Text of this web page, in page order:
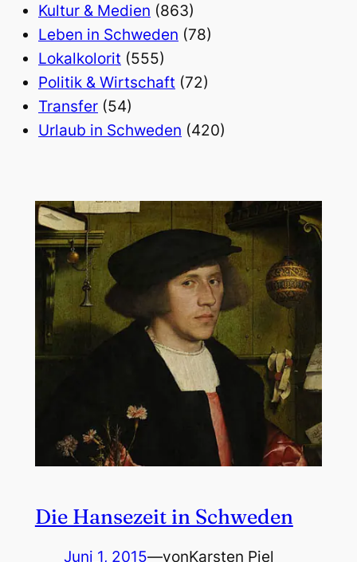
Kultur & Medien (863)
Leben in Schweden (78)
Lokalkolorit (555)
Politik & Wirtschaft (72)
Transfer (54)
Urlaub in Schweden (420)
Die Hansezeit in Schweden
Juni 1, 2015—vonKarsten Piel